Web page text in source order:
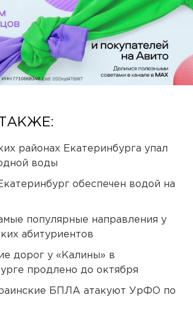
районах Екатеринбурга упал
воды
обеспечен водой на
популярные направления у
абитуриентов
дорог у «Калины» в
продлено до октября
БПЛА атакуют УрФО по